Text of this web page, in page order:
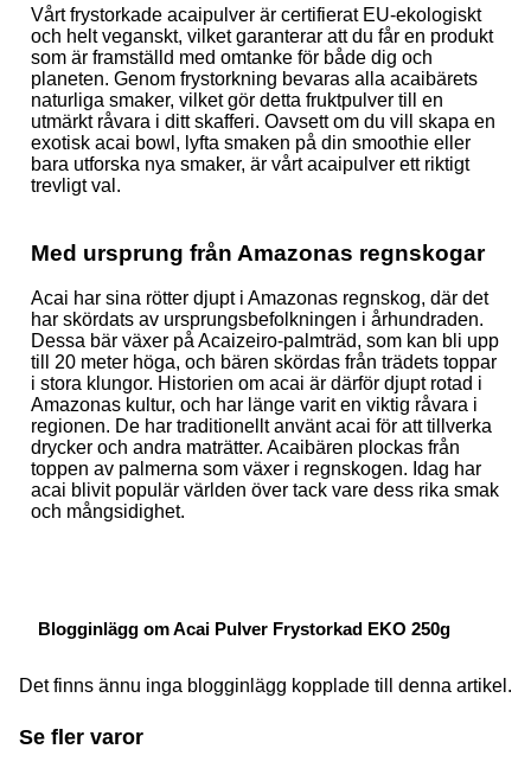
Vårt frystorkade acaipulver är certifierat EU-ekologiskt
och helt veganskt, vilket garanterar att du får en produkt
som är framställd med omtanke för både dig och
planeten. Genom frystorkning bevaras alla acaibärets
naturliga smaker, vilket gör detta fruktpulver till en
utmärkt råvara i ditt skafferi. Oavsett om du vill skapa en
exotisk acai bowl, lyfta smaken på din smoothie eller
bara utforska nya smaker, är vårt acaipulver ett riktigt
trevligt val.
Med ursprung från Amazonas regnskogar
Acai har sina rötter djupt i Amazonas regnskog, där det
har skördats av ursprungsbefolkningen i århundraden.
Dessa bär växer på Acaizeiro-palmträd, som kan bli upp
till 20 meter höga, och bären skördas från trädets toppar
i stora klungor. Historien om acai är därför djupt rotad i
Amazonas kultur, och har länge varit en viktig råvara i
regionen. De har traditionellt använt acai för att tillverka
drycker och andra maträtter. Acaibären plockas från
toppen av palmerna som växer i regnskogen. Idag har
acai blivit populär världen över tack vare dess rika smak
och mångsidighet.
Blogginlägg om Acai Pulver Frystorkad EKO 250g
Det finns ännu inga blogginlägg kopplade till denna artikel.
Se fler varor